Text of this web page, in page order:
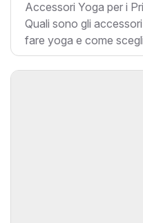
Accessori Yoga per i
Quali sono gli
fare yoga e come